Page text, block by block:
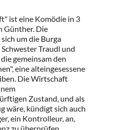
ist eine Komödie in 3
Günther. Die
um die Burga
Traudl und
gemeinsam den
eine alteingesessene
Die Wirtschaft
Zustand, und als
wäre, kündigt sich auch
ein Kontrolleur, an,